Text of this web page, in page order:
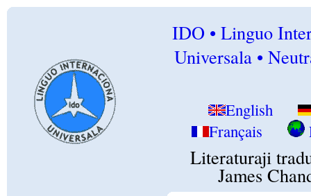
IDO • Linguo
Universala •
English
Français
Literaturaji
James